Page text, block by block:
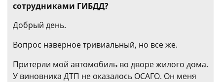
сотрудниками ГИБДД?
Добрый день.
Вопрос наверное тривиальный, но все же.
Притерли мой автомобиль во дворе жилого дома.
У виновника ДТП не оказалось ОСАГО. Он меня